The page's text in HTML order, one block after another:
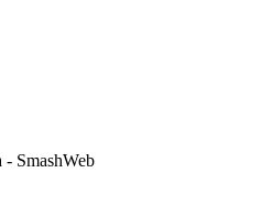
SmashWeb